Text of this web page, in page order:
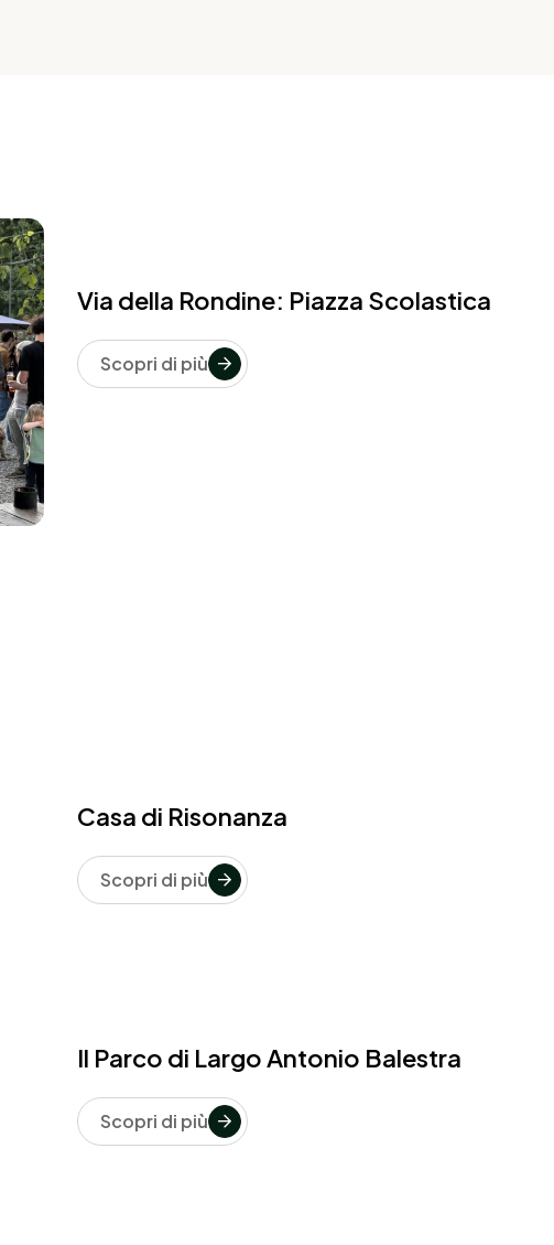
Via della Rondine: Piazza Scolastica
Scopri di più
Casa di Risonanza
Scopri di più
Il Parco di Largo Antonio Balestra
Scopri di più